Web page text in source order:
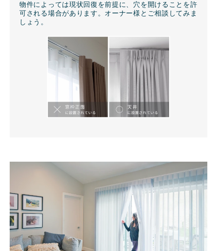
物件によっては現状回復を前提に、穴を開けることを許
可される場合があります。オーナー様とご相談してみま
しょう。